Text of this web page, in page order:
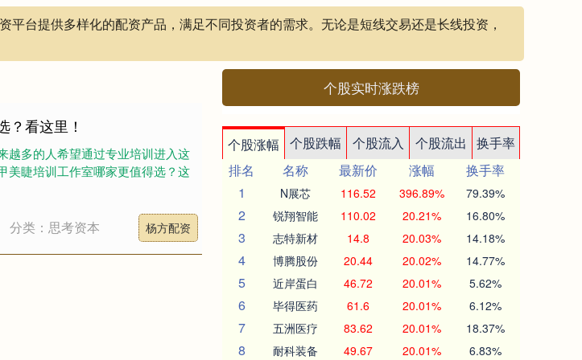
台提供多样化的配资产品，满足不同投资者的需求。无论是短线交易还是长线投资，
？看这里！
越多的人希望通过专业培训进入这
美睫培训工作室哪家更值得选？这
分类：思考资本 杨方配资
个股实时涨跌榜
个股涨幅 个股跌幅 个股流入 个股流出
换手率
排名
名称 最新价 涨幅
换手率
1
N展芯 116.52 396.89% 79.39%
2 锐翔智能 110.02 20.21% 16.80%
3 志特新材 14.8 20.03% 14.18%
4 博腾股份 20.44 20.02% 14.77%
5 近岸蛋白 46.72 20.01% 5.62%
6 毕得医药 61.6 20.01% 6.12%
7 五洲医疗 83.62 20.01% 18.37%
8 耐科装备 49.67 20.01% 6.83%